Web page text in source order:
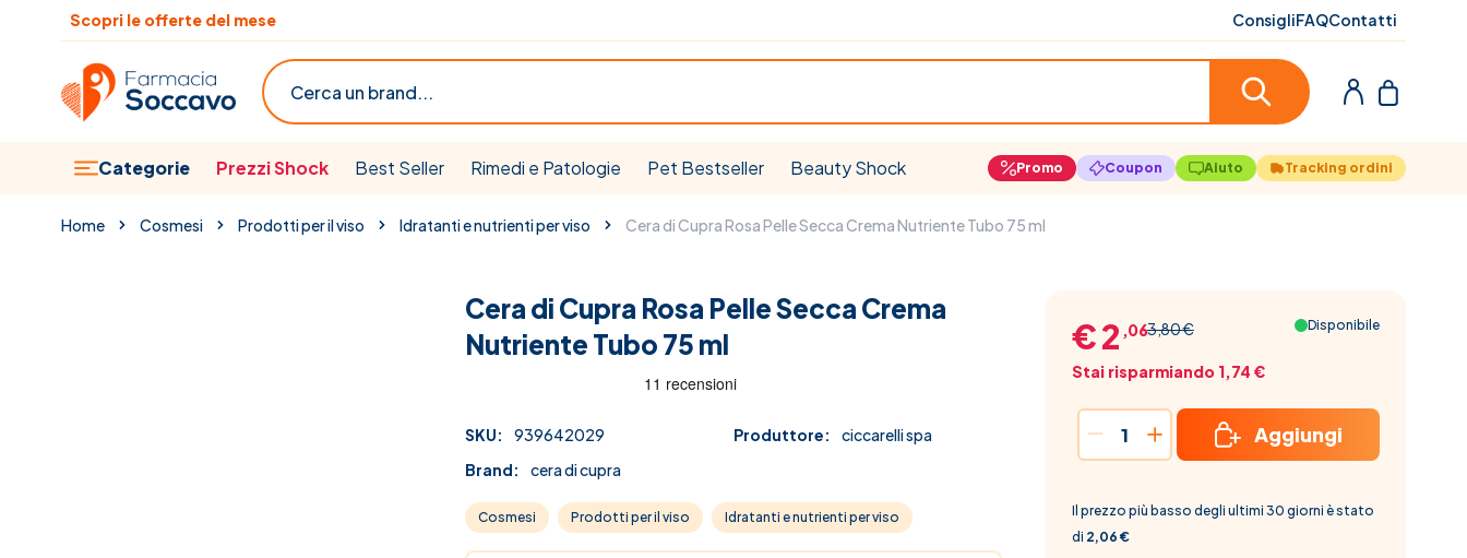
Salta al contenuto
Scopri le offerte del mese ConsigliFAQContatti
Categorie Prezzi Shock Best Seller Rimedi e Patologie Pet Bestseller Beauty Shock Promo Coupon Aiuto Tracking ordini
Cerca
Home Cosmesi Prodotti per il viso Idratanti e nutrienti per viso Cera di Cupra Rosa Pelle Secca Crema Nutriente Tubo 75 ml
Cera di Cupra Rosa Pelle Secca Crema
Nutriente Tubo 75 ml
SKU: 939642029 Produttore:
ciccarelli spa
Brand:
cera di cupra
Cosmesi Prodotti per il viso Idratanti e nutrienti per viso
3,80 €
€ 2 ,06
Stai risparmiando 1,74 €
Disponibile
Aggiungi
Il prezzo più basso degli ultimi 30 giorni è stato
di 2,06 €